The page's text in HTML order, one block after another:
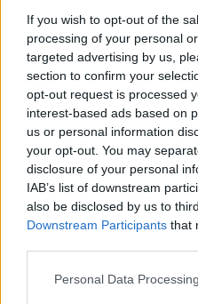
If you wish to opt-out of the
processing of your personal
targeted advertising by us,
section to confirm your
opt-out request is processed
interest-based ads based on
us or personal information
your opt-out. You may
disclosure of your personal
IAB’s list of downstream
also be disclosed by us to
Downstream Participants that
Personal Data